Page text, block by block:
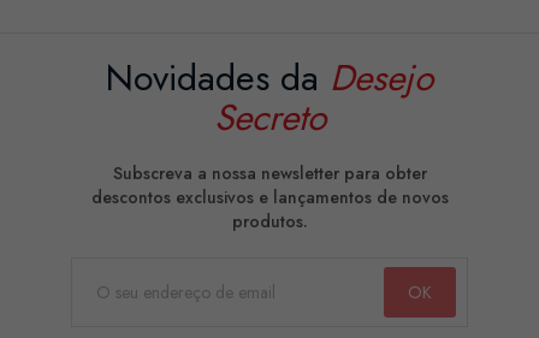
Novidades da Desejo
Secreto
Subscreva a nossa newsletter para obter
descontos exclusivos e lançamentos de novos
produtos.